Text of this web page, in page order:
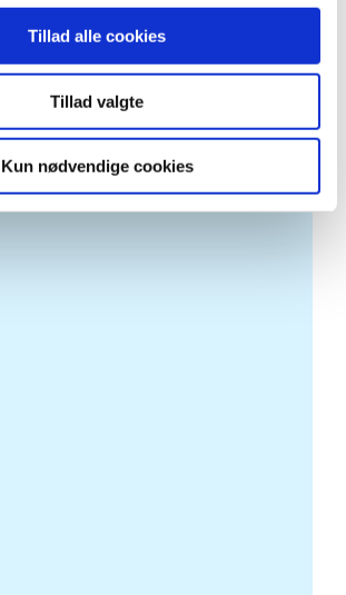
Tillad alle cookies
Tillad valgte
Kun nødvendige cookies